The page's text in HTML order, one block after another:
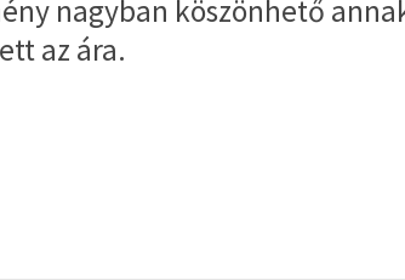
nagyban köszönhető
az ára.